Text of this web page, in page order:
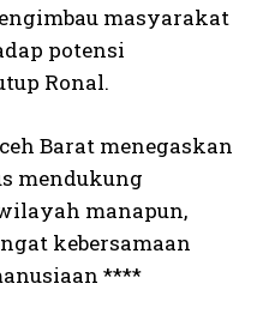
masyarakat
potensi
Ronal.
Barat menegaskan
mendukung
manapun,
kebersamaan
****